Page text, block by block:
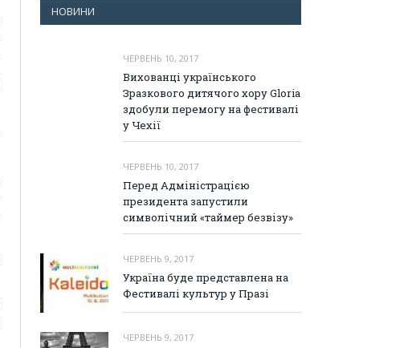
НОВИНИ
ЧЕРВЕНЬ 10, 2017
Вихованці українського
Зразкового дитячого хору Gloria
здобули перемогу на фестивалі
у Чехії
ЧЕРВЕНЬ 10, 2017
Перед Адміністрацією
президента запустили
символічний «таймер безвізу»
ЧЕРВЕНЬ 9, 2017
Україна буде представлена на
Фестивалі культур у Празі
ЧЕРВЕНЬ 9, 2017